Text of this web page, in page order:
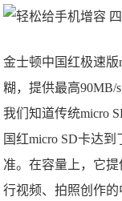
金士顿中国红极速
糊，提供最高90MB/
我们知道传统micro
国红micro SD卡达
准。在容量上，它
行视频、拍照创作